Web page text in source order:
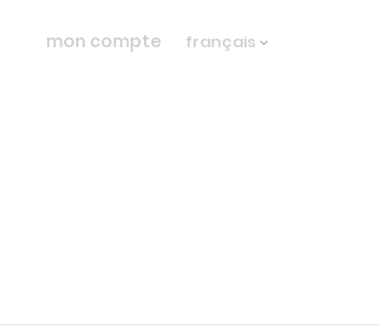
français
mon compte